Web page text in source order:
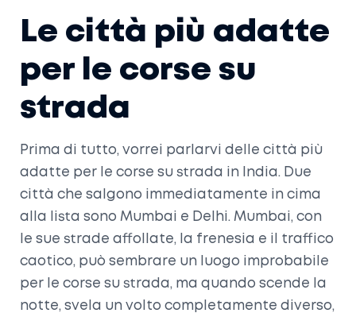
Le città più adatte
per le corse su
strada
Prima di tutto, vorrei parlarvi delle città più
adatte per le corse su strada in India. Due
città che salgono immediatamente in cima
alla lista sono Mumbai e Delhi. Mumbai, con
le sue strade affollate, la frenesia e il traffico
caotico, può sembrare un luogo improbabile
per le corse su strada, ma quando scende la
notte, svela un volto completamente diverso,